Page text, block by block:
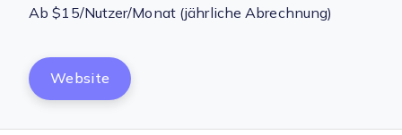
Ab $15/Nutzer/Monat (jährliche Abrechnung)
Website